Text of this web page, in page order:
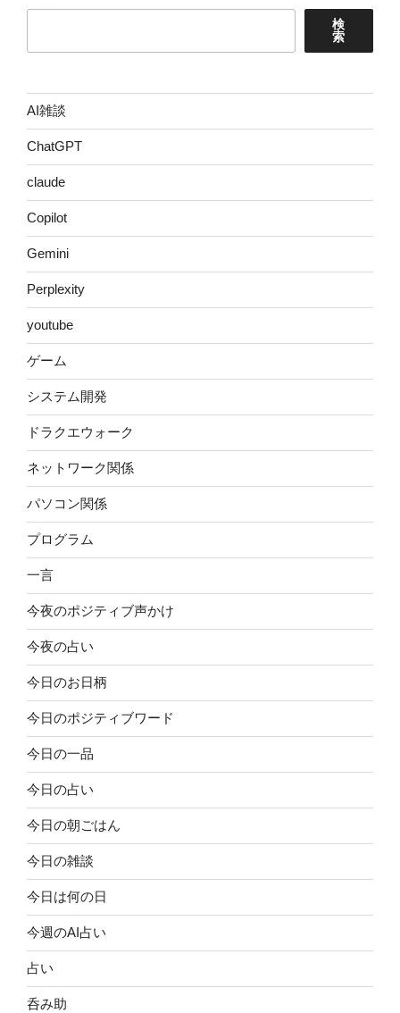
検
索
AI雑談
ChatGPT
claude
Copilot
Gemini
Perplexity
youtube
ゲーム
システム開発
ドラクエウォーク
ネットワーク関係
パソコン関係
プログラム
一言
今夜のポジティブ声かけ
今夜の占い
今日のお日柄
今日のポジティブワード
今日の一品
今日の占い
今日の朝ごはん
今日の雑談
今日は何の日
今週のAI占い
占い
呑み助